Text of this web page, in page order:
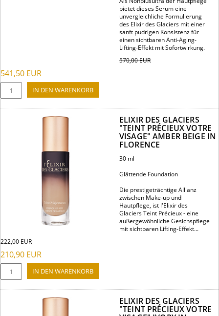
bietet dieses Serum eine
unvergleichliche Formulierung
des Elixir des Glaciers mit einer
sanft pudrigen Konsistenz für
einen sichtbaren Anti-Aging-
Lifting-Effekt mit Sofortwirkung.
570,00EUR
541,50 EUR
ELIXIR DES GLACIERS
"TEINT PRÉCIEUX VOTRE
VISAGE" AMBER BEIGE IN
FLORENCE
30 ml
Glättende Foundation
Die prestigeträchtige Allianz
zwischen Make-up und
Hautpflege, ist l'Elixir des
Glaciers Teint Précieux - eine
außergewöhnliche Gesichspflege
mit sichtbaren Lifting-Effekt...
222,00EUR
210,90 EUR
ELIXIR DES GLACIERS
"TEINT PRÉCIEUX VOTRE